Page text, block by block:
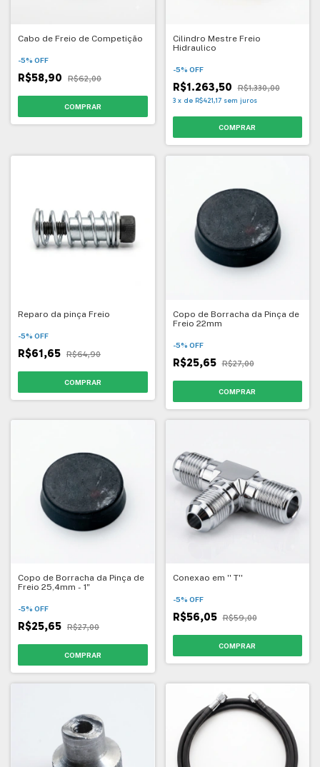
Cabo de Freio de Competição
-5% OFF
R$58,90 R$62,00
Cilindro Mestre Freio
Hidraulico
-5% OFF
R$1.263,50 R$1.330,00
3 x de R$421,17 sem juros
Reparo da pinça Freio
-5% OFF
R$61,65 R$64,90
Copo de Borracha da Pinça de
Freio 22mm
-5% OFF
R$25,65 R$27,00
Copo de Borracha da Pinça de
Freio 25,4mm - 1"
-5% OFF
R$25,65 R$27,00
Conexao em '' T''
-5% OFF
R$56,05 R$59,00